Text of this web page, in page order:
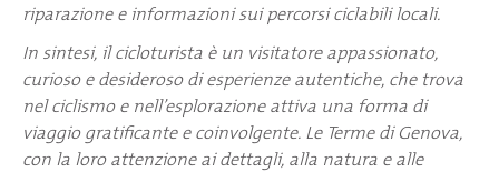
riparazione e informazioni sui percorsi ciclabili locali.
In sintesi, il cicloturista è un visitatore appassionato,
curioso e desideroso di esperienze autentiche, che trova
nel ciclismo e nell’esplorazione attiva una forma di
viaggio gratificante e coinvolgente. Le Terme di Genova,
con la loro attenzione ai dettagli, alla natura e alle